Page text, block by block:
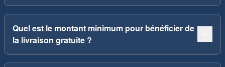
Quel est le montant minimum pour bénéficier de
la livraison gratuite ?